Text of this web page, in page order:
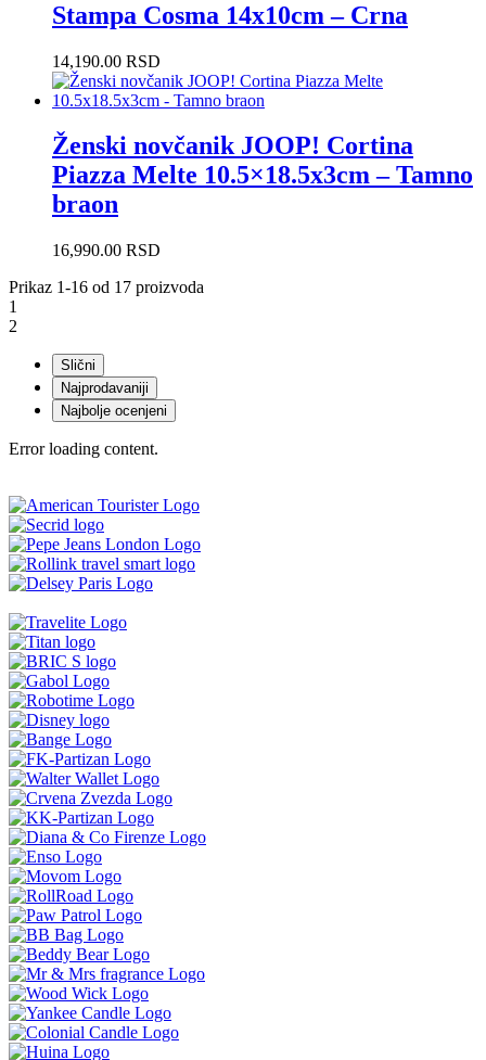
Stampa Cosma 14x10cm – Crna
14,190.00 RSD
Ženski novčanik JOOP! Cortina
Piazza Melte 10.5×18.5x3cm – Tamno
braon
16,990.00 RSD
Prikaz 1-16 od 17 proizvoda
1
2
Slični
Najprodavaniji
Najbolje ocenjeni
Error loading content.